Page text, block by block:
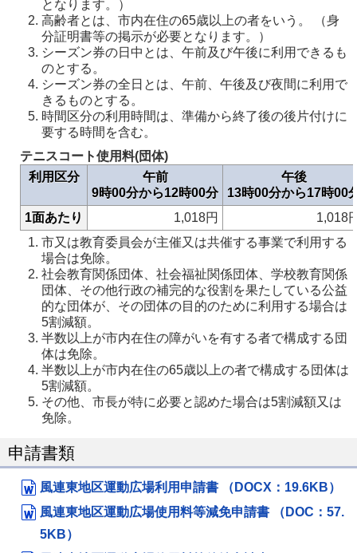
となります。）
高齢者とは、市内在住の65歳以上の者をいう。 （身
分証明書等の掲示が必要となります。）
シーズン券の日中とは、午前及び午後に利用できるも
のとする。
シーズン券の全日とは、午前、午後及び夜間に利用で
きるものとする。
時間区分の利用時間は、準備から終了後の後片付けに
要する時間を含む。
テニスコート使用料(団体)
利用区分
午前
9時00分から12時00分
午後
13時00分から17時00
1面あたり
1,018円
1,018
市又は教育委員会が主催又は共催する事業で利用する
場合は免除。
社会教育関係団体、社会福祉関係団体、学校教育関係
団体、その他行政の補完的な役割を果たしている公益
的な団体が、その団体の目的のために利用する場合は
5割減額。
半数以上が市内在住の障がいを有する者で構成する団
体は免除。
半数以上が市内在住の65歳以上の者で構成する団体は
5割減額。
その他、市長が特に必要と認めた場合は5割減額又は
免除。
申請書類
風連東地区運動広場利用申請書 （DOCX：19.6KB）
風連東地区運動広場使用料等減免申請書 （DOC：57.
5KB）